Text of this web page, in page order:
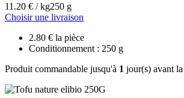
11.20 € / kg250 g
Choisir une livraison
2.80 € la pièce
Conditionnement : 250 g
Produit commandable jusqu'à 1 jour(s) avant